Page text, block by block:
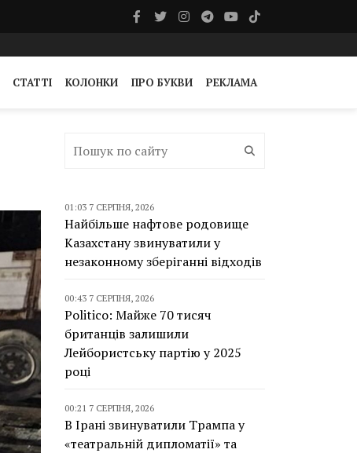
СТАТТІ КОЛОНКИ ПРО БУКВИ РЕКЛАМА
01:03 7 СЕРПНЯ, 2026
Найбільше нафтове родовище
Казахстану звинуватили у
незаконному зберіганні відходів
00:43 7 СЕРПНЯ, 2026
Politico: Майже 70 тисяч
британців залишили
Лейбористську партію у 2025
році
00:21 7 СЕРПНЯ, 2026
В Ірані звинуватили Трампа у
«театральній дипломатії» та